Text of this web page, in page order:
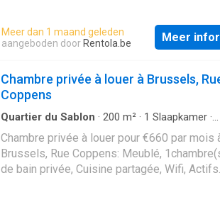
Meer dan 1 maand geleden
aangeboden door Rentola.be Meer
Chambre privée à louer à Brussels,
Coppens
Quartier du Sablon · 200 m² · 1 Slaapkamer ·
Chambre privée à louer pour €660 par mois
Brussels, Rue Coppens: Meublé,
de bain privée, Cuisine partagée, Wifi, Actifs